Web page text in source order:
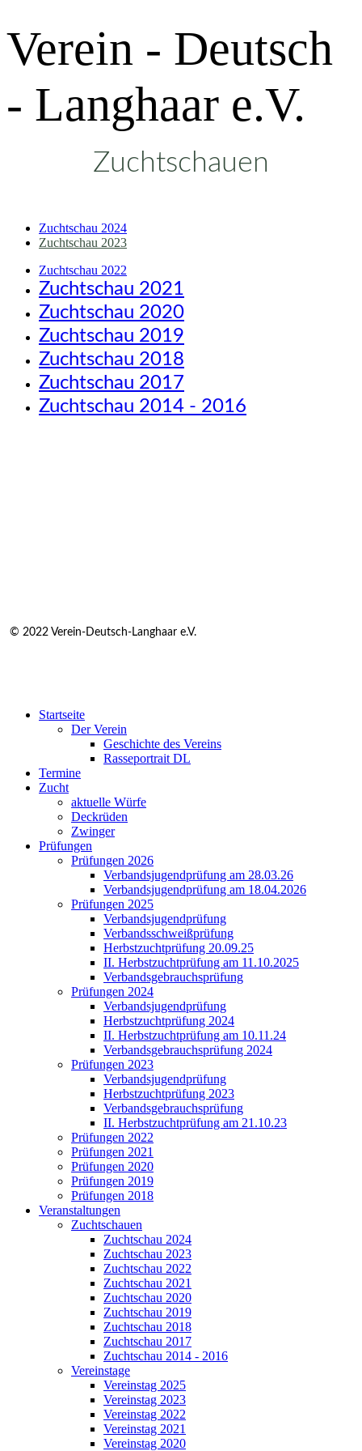
Verein - Deutsch
- Langhaar e.V.
Zuchtschauen
Zuchtschau 2024
Zuchtschau 2023
Zuchtschau 2022
Zuchtschau 2021
Zuchtschau 2020
Zuchtschau 2019
Zuchtschau 2018
Zuchtschau 2017
Zuchtschau 2014 - 2016
© 2022 Verein-Deutsch-Langhaar e.V.
Startseite
Der Verein
Geschichte des Vereins
Rasseportrait DL
Termine
Zucht
aktuelle Würfe
Deckrüden
Zwinger
Prüfungen
Prüfungen 2026
Verbandsjugendprüfung am 28.03.26
Verbandsjugendprüfung am 18.04.2026
Prüfungen 2025
Verbandsjugendprüfung
Verbandsschweißprüfung
Herbstzuchtprüfung 20.09.25
II. Herbstzuchtprüfung am 11.10.2025
Verbandsgebrauchsprüfung
Prüfungen 2024
Verbandsjugendprüfung
Herbstzuchtprüfung 2024
II. Herbstzuchtprüfung am 10.11.24
Verbandsgebrauchsprüfung 2024
Prüfungen 2023
Verbandsjugendprüfung
Herbstzuchtprüfung 2023
Verbandsgebrauchsprüfung
II. Herbstzuchtprüfung am 21.10.23
Prüfungen 2022
Prüfungen 2021
Prüfungen 2020
Prüfungen 2019
Prüfungen 2018
Veranstaltungen
Zuchtschauen
Zuchtschau 2024
Zuchtschau 2023
Zuchtschau 2022
Zuchtschau 2021
Zuchtschau 2020
Zuchtschau 2019
Zuchtschau 2018
Zuchtschau 2017
Zuchtschau 2014 - 2016
Vereinstage
Vereinstag 2025
Vereinstag 2023
Vereinstag 2022
Vereinstag 2021
Vereinstag 2020